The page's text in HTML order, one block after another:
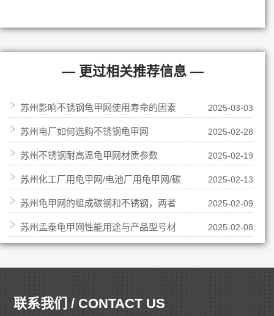
— 更过相关推荐信息 —
苏州影响不锈钢龟甲网使用寿命的因素
有哪些
2025-03-03
苏州电厂如何选购不锈钢龟甲网 2025-02-28
苏州不锈钢耐高温龟甲网材质参数 2025-02-19
苏州化工厂用龟甲网/电池厂用龟甲网/碳
钢龟甲网
2025-02-13
苏州龟甲网的组成碳钢和不锈钢，两者
各是什么与不同？
2025-02-09
苏州孟泰龟甲网性能用途与产品型号材 2025-02-08
联系我们 / CONTACT US